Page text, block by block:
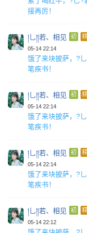
接再厉！
།乚༎若、相见 初
05-14 22:14
饿了来块披萨，?
笔疾书！
།乚༎若、相见 初
05-14 22:14
饿了来块披萨，?
笔疾书！
།乚༎若、相见 初
05-14 22:14
饿了来块披萨，?
笔疾书！
།乚༎若、相见 初
05-14 22:12